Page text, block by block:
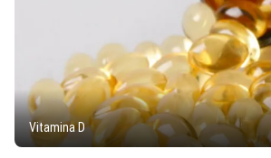
Vitamina D